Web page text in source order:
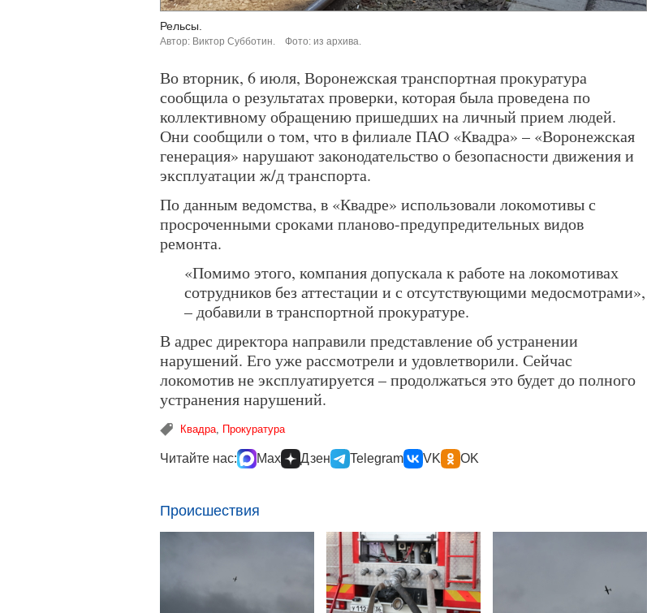
Рельсы.
Автор: Виктор Субботин. Фото: из архива.
Во вторник, 6 июля, Воронежская транспортная прокуратура
сообщила о результатах проверки, которая была проведена по
коллективному обращению пришедших на личный прием людей.
Они сообщили о том, что в филиале ПАО «Квадра» – «Воронежская
генерация» нарушают законодательство о безопасности движения и
эксплуатации ж/д транспорта.
По данным ведомства, в «Квадре» использовали локомотивы с
просроченными сроками планово-предупредительных видов
ремонта.
«Помимо этого, компания допускала к работе на локомотивах
сотрудников без аттестации и с отсутствующими медосмотрами»,
– добавили в транспортной прокуратуре.
В адрес директора направили представление об устранении
нарушений. Его уже рассмотрели и удовлетворили. Сейчас
локомотив не эксплуатируется – продолжаться это будет до полного
устранения нарушений.
Квадра, Прокуратура
Читайте нас: Max Дзен Telegram VK OK
Происшествия